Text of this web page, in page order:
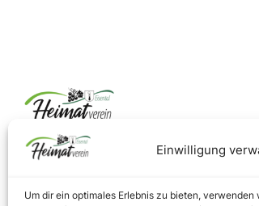
Einwilligung
Um dir ein optimales Erlebnis zu bieten,